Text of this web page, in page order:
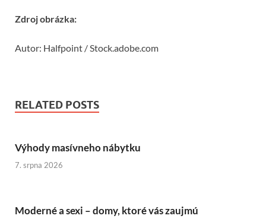
Zdroj obrázka:
Autor: Halfpoint / Stock.adobe.com
RELATED POSTS
Výhody masívneho nábytku
7. srpna 2026
Moderné a sexi – domy, ktoré vás zaujmú